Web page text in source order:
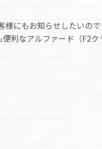
様にもお知らせしたいの
利なアルファード（F2